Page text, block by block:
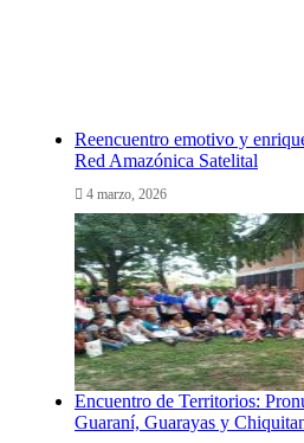
Reencuentro emotivo y
Red Amazónica Satelital
4 marzo, 2026
Encuentro de Territorios:
Guaraní, Guarayas y